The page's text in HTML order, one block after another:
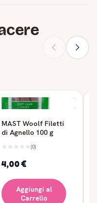
MAST Woolf Filetti
di Agnello 100 g
(0)
4,00 €
Aggiungi al
Carrello